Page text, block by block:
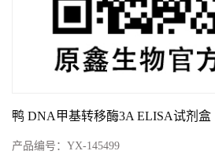
鸭 DNA甲基转移酶3A ELISA试剂盒
产品编号： YX-145499